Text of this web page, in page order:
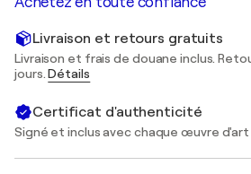
Livraison et retours gratuits
Livraison et frais de douane inclus.
jours.Détails
Certificat d'authenticité
Signé et inclus avec chaque œuvre d'art